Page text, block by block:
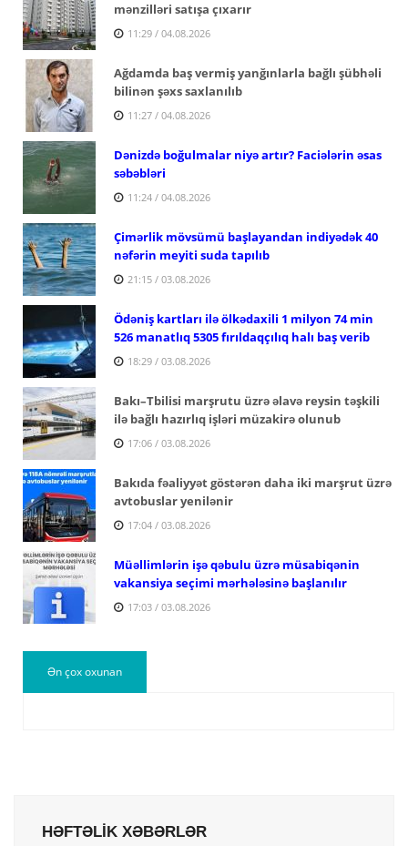
mənzilləri satışa çıxarır
11:29 / 04.08.2026
Ağdamda baş vermiş yanğınlarla bağlı şübhəli
bilinən şəxs saxlanılıb
11:27 / 04.08.2026
Dənizdə boğulmalar niyə artır? Faciələrin əsas
səbəbləri
11:24 / 04.08.2026
Çimərlik mövsümü başlayandan indiyədək 40
nəfərin meyiti suda tapılıb
21:15 / 03.08.2026
Ödəniş kartları ilə ölkədaxili 1 milyon 74 min
526 manatlıq 5305 fırıldaqçılıq halı baş verib
18:29 / 03.08.2026
Bakı–Tbilisi marşrutu üzrə əlavə reysin təşkili
ilə bağlı hazırlıq işləri müzakirə olunub
17:06 / 03.08.2026
Bakıda fəaliyyət göstərən daha iki marşrut üzrə
avtobuslar yenilənir
17:04 / 03.08.2026
Müəllimlərin işə qəbulu üzrə müsabiqənin
vakansiya seçimi mərhələsinə başlanılır
17:03 / 03.08.2026
Ən çox oxunan
HƏFTƏLİK XƏBƏRLƏR